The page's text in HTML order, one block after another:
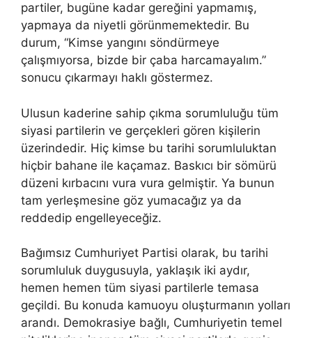
partiler, bugüne kadar gereğini yapmamış,
yapmaya da niyetli görünmemektedir. Bu
durum, “Kimse yangını söndürmeye
çalışmıyorsa, bizde bir çaba harcamayalım.”
sonucu çıkarmayı haklı göstermez.
Ulusun kaderine sahip çıkma sorumluluğu tüm
siyasi partilerin ve gerçekleri gören kişilerin
üzerindedir. Hiç kimse bu tarihi sorumluluktan
hiçbir bahane ile kaçamaz. Baskıcı bir sömürü
düzeni kırbacını vura vura gelmiştir. Ya bunun
tam yerleşmesine göz yumacağız ya da
reddedip engelleyeceğiz.
Bağımsız Cumhuriyet Partisi olarak, bu tarihi
sorumluluk duygusuyla, yaklaşık iki aydır,
hemen hemen tüm siyasi partilerle temasa
geçildi. Bu konuda kamuoyu oluşturmanın yolları
arandı. Demokrasiye bağlı, Cumhuriyetin temel